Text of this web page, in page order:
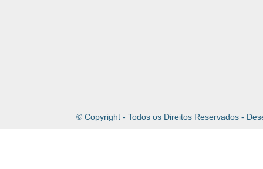
© Copyright - Todos os Direitos Reservados -